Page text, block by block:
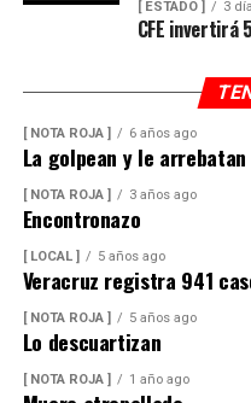
[ ESTADO ] 3
CFE invertirá
[ NOTA ROJA ] 6 años ago
La golpean y le
[ NOTA ROJA ] 3 años ago
Encontronazo
[ LOCAL ] 5 años ago
Veracruz registra 941
[ NOTA ROJA ] 5 años ago
Lo descuartizan
[ NOTA ROJA ] 1 año ago